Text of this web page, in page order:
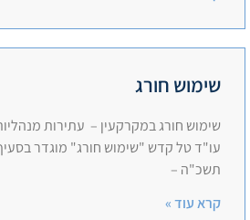
שימוש חורג
שימוש חורג במקרקעין – עתירות
תשכ"ה –
קרא עוד »